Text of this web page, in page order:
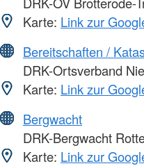
Karte: Link zur
Bereitschaften /
DRK-Ortsverband
Karte: Link zur
Bergwacht
DRK-Bergwacht
Karte: Link zur